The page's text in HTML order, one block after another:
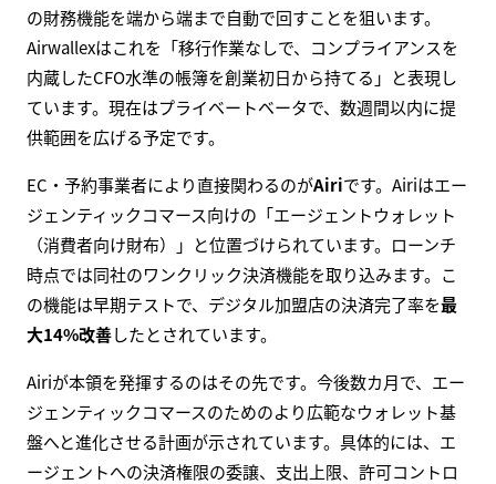
の財務機能を端から端まで自動で回すことを狙います。
Airwallexはこれを「移行作業なしで、コンプライアンスを
内蔵したCFO水準の帳簿を創業初日から持てる」と表現し
ています。現在はプライベートベータで、数週間以内に提
供範囲を広げる予定です。
EC・予約事業者により直接関わるのがAiriです。Airiはエー
ジェンティックコマース向けの「エージェントウォレット
（消費者向け財布）」と位置づけられています。ローンチ
時点では同社のワンクリック決済機能を取り込みます。こ
の機能は早期テストで、デジタル加盟店の決済完了率を最
大14%改善したとされています。
Airiが本領を発揮するのはその先です。今後数カ月で、エー
ジェンティックコマースのためのより広範なウォレット基
盤へと進化させる計画が示されています。具体的には、エ
ージェントへの決済権限の委譲、支出上限、許可コントロ